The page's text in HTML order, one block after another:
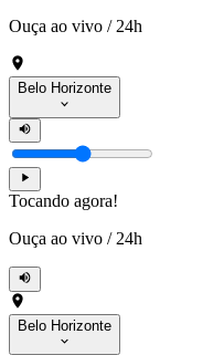
Ouça ao vivo /24h
Belo Horizonte
Tocando agora!
Ouça ao vivo /24h
Belo Horizonte